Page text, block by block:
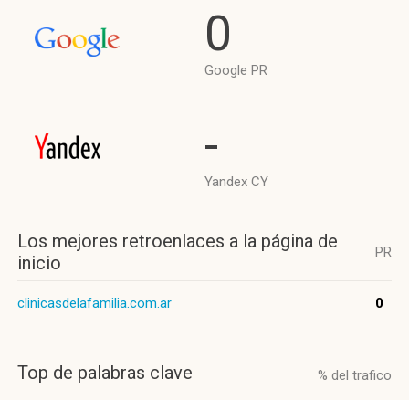
0
Google PR
-
Yandex CY
Los mejores retroenlaces a la página de
inicio
PR
clinicasdelafamilia.com.ar 0
Top de palabras clave % del trafico